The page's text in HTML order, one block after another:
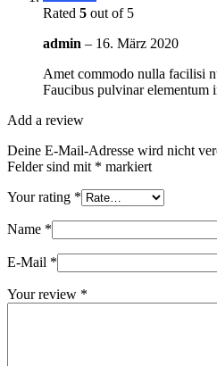
Rated 5 out of 5
admin – 16. März 2020
Amet commodo nulla facilisi
Faucibus pulvinar elementum
Add a review
Deine E-Mail-Adresse wird nicht
Felder sind mit * markiert
Your rating *
Name *
E-Mail *
Your review *